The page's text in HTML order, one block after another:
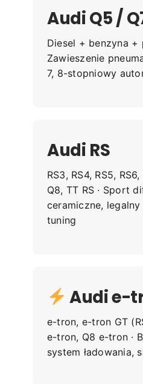
Audi Q5 /
Diesel + benzyna +
Zawieszenie
7, 8-stopniowy
Audi RS
RS3, RS4, RS5,
Q8, TT RS · Sport
ceramiczne,
tuning
Audi e-
e-tron, e-tron GT
e-tron, Q8 e-tron ·
system ładowania,